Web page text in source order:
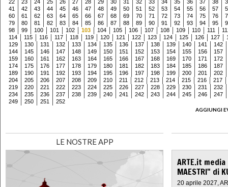
22 23 24 25 26 27 28 29 30 31 32 33 34 35 36 37 38
41
42 43 44 45 46 47 48 49 50 51 52 53 54 55 56 57
60
61 62 63 64 65 66 67 68 69 70 71 72 73 74 75 76
79
80 81 82 83 84 85 86 87 88 89 90 91 92 93 94 95
98
99 100 101 102 103 104 105 106 107 108 109 110 111
114
115 116 117 118 119 120 121 122 123 124 125 126 127
129
130 131 132 133 134 135 136 137 138 139 140 141
142
144
145 146 147 148 149 150 151 152 153 154 155 156
157
159
160 161 162 163 164 165 166 167 168 169 170 171
172
174
175 176 177 178 179 180 181 182 183 184 185 186
187
189
190 191 192 193 194 195 196 197 198 199 200 201
202
204
205 206 207 208 209 210 211 212 213 214 215 216
217
219
220 221 222 223 224 225 226 227 228 229 230 231
232
234
235 236 237 238 239 240 241 242 243 244 245 246
247
249
250 251
252
AGGIUNGI
LE NOSTRE APP
ARTE.it
MAESTRI" di
20 aprile 2027,